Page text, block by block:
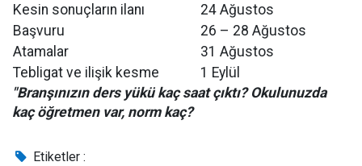
Kesin sonuçların ilanı
24 Ağustos
Başvuru
26 – 28 Ağustos
Atamalar
31 Ağustos
Tebligat ve ilişik kesme
1 Eylül
"Branşınızın ders yükü kaç saat çıktı? Okulunuzda
kaç öğretmen var, norm kaç?
Etiketler :